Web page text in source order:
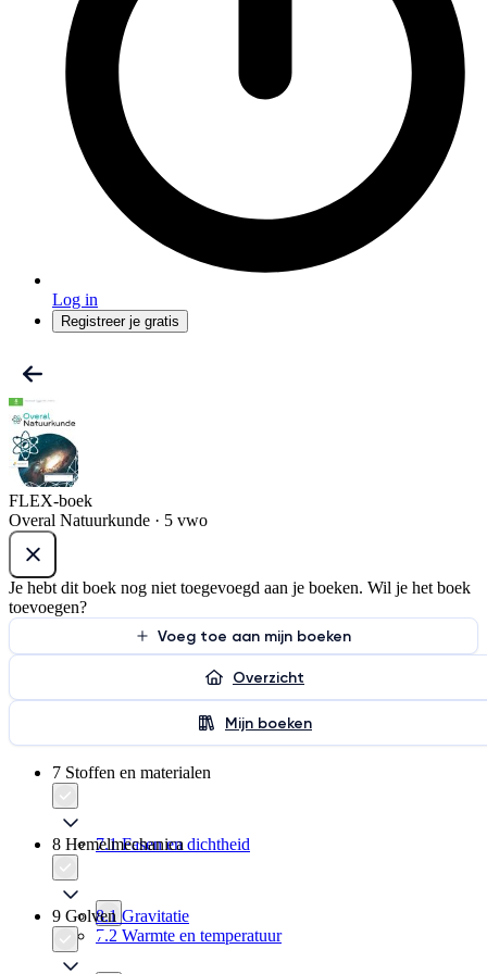
Log in
Registreer je gratis
FLEX-boek
Overal Natuurkunde · 5 vwo
Je hebt dit boek nog niet toegevoegd aan je boeken. Wil je het boek
toevoegen?
Voeg toe aan mijn boeken
Overzicht
Mijn boeken
7 Stoffen en materialen
7.1 Fasen en dichtheid
7.2 Warmte en temperatuur
8 Hemelmechanica
8.1 Gravitatie
9 Golven